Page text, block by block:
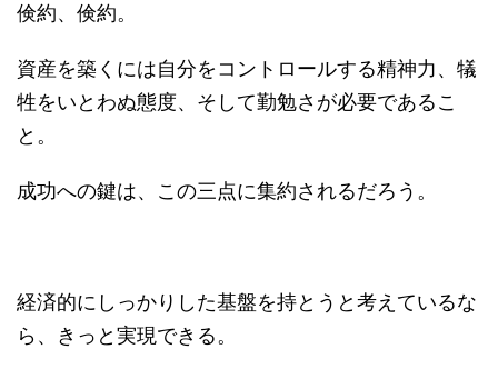
倹約、倹約。
資産を築くには自分をコントロールする精神力、犠
牲をいとわぬ態度、そして勤勉さが必要であるこ
と。
成功への鍵は、この三点に集約されるだろう。
経済的にしっかりした基盤を持とうと考えているな
ら、きっと実現できる。